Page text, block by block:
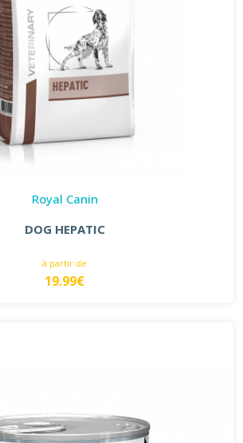
Royal Canin
DOG HEPATIC
à partir de
19.99€